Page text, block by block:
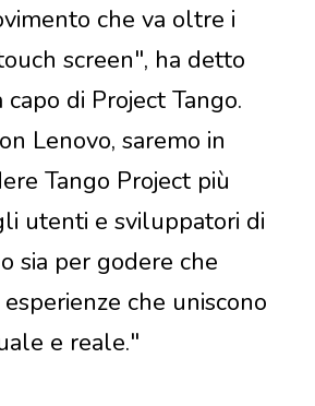
che va oltre i
screen", ha detto
capo di Project Tango.
Lenovo, saremo in
Tango Project più
utenti e sviluppatori di
sia per godere che
che uniscono
e reale."